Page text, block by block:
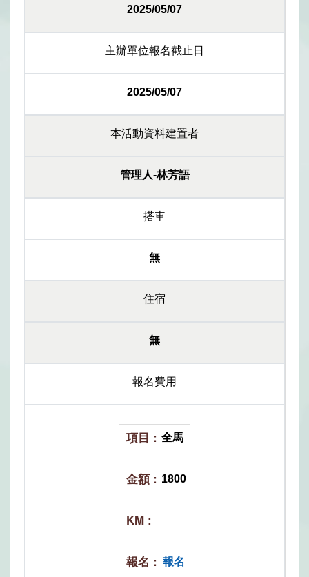
2025/05/07
主辦單位報名截止日
2025/05/07
本活動資料建置者
管理人-林芳語
搭車
無
住宿
無
報名費用
全馬
1800
報名